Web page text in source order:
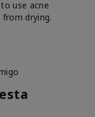
use acne
drying.